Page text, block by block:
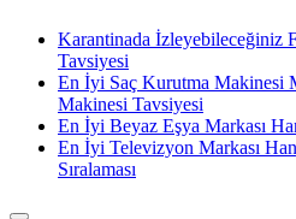
Karantinada İzleyebileceğiniz
Tavsiyesi
En İyi Saç Kurutma Makinesi
Makinesi Tavsiyesi
En İyi Beyaz Eşya Markası
En İyi Televizyon Markası
Sıralaması